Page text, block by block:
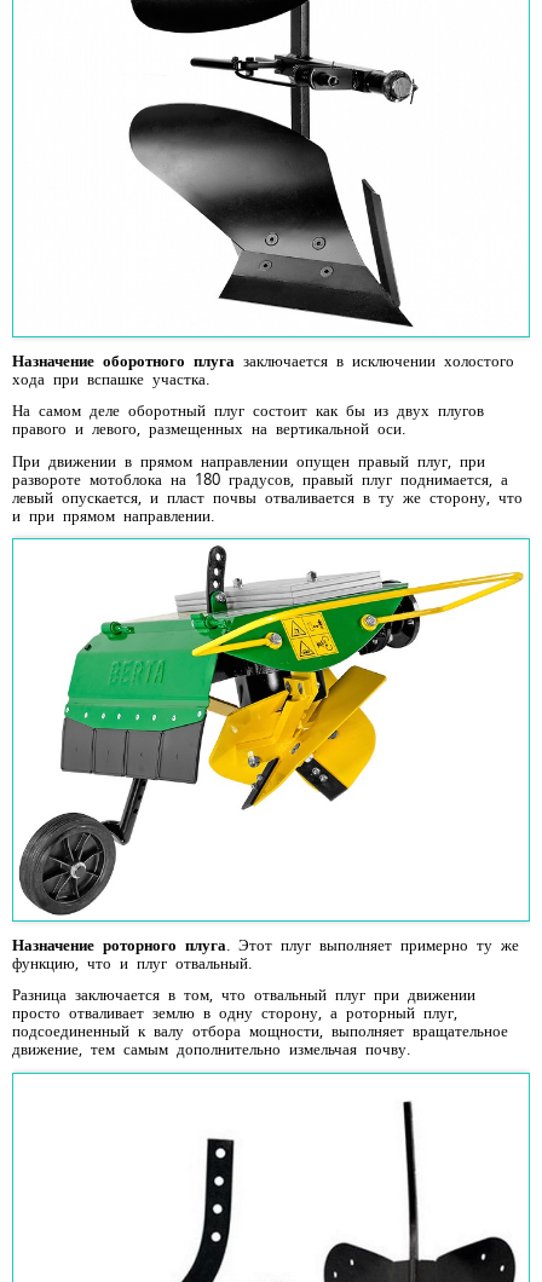
Назначение оборотного плуга заключается в исключении холостого
хода при вспашке участка.
На самом деле оборотный плуг состоит как бы из двух плугов
правого и левого, размещенных на вертикальной оси.
При движении в прямом направлении опущен правый плуг, при
развороте мотоблока на 180 градусов, правый плуг поднимается, а
левый опускается, и пласт почвы отваливается в ту же сторону, что
и при прямом направлении.
Назначение роторного плуга. Этот плуг выполняет примерно ту же
функцию, что и плуг отвальный.
Разница заключается в том, что отвальный плуг при движении
просто отваливает землю в одну сторону, а роторный плуг,
подсоединенный к валу отбора мощности, выполняет вращательное
движение, тем самым дополнительно измельчая почву.